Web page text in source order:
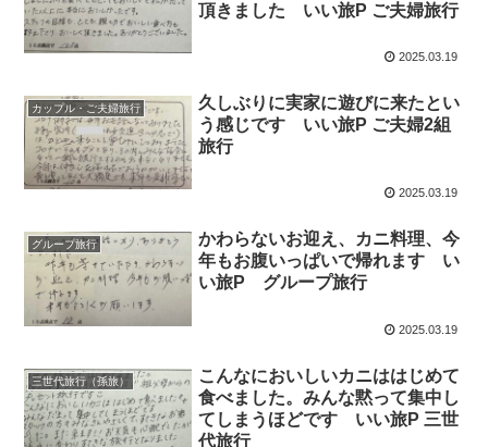
頂きました いい旅P ご夫婦旅行
2025.03.19
カップル・ご夫婦旅行
久しぶりに実家に遊びに来たとい
う感じです いい旅P ご夫婦2組
旅行
2025.03.19
グループ旅行
かわらないお迎え、カニ料理、今
年もお腹いっぱいで帰れます い
い旅P グループ旅行
2025.03.19
三世代旅行（孫旅）
こんなにおいしいカニははじめて
食べました。みんな黙って集中し
てしまうほどです いい旅P 三世
代旅行